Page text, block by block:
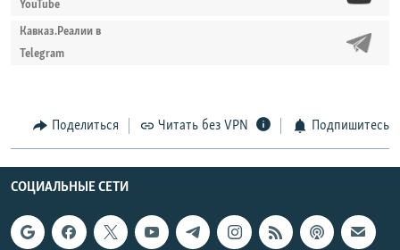
YouTube
Кавказ.Реалии в
Telegram
Поделиться Читать без VPN Подпишитесь
СОЦИАЛЬНЫЕ СЕТИ